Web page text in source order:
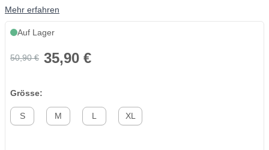
Mehr erfahren
Auf Lager
50,90 € 35,90 €
Grösse:
S M L XL